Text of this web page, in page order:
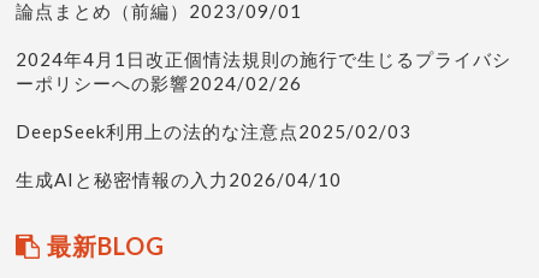
論点まとめ（前編）2023/09/01
2024年4月1日改正個情法規則の施行で生じるプライバシ
ーポリシーへの影響2024/02/26
DeepSeek利用上の法的な注意点2025/02/03
生成AIと秘密情報の入力2026/04/10
最新BLOG